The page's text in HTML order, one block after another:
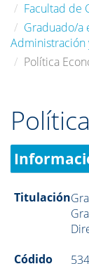
Facultad de
Graduado/a
Administración
Política
Titulación
Códido